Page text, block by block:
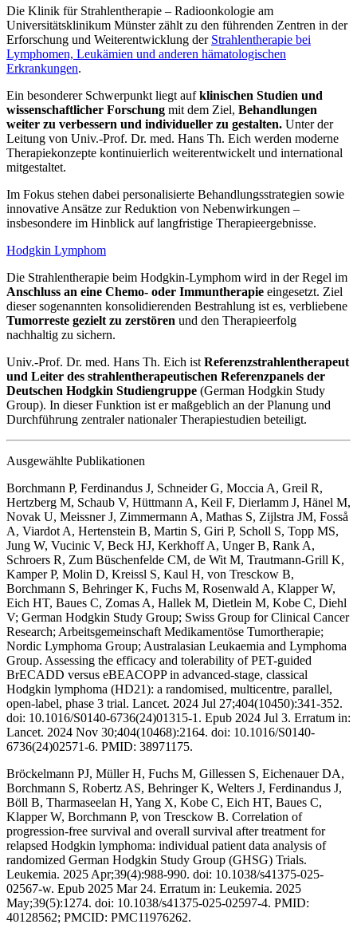
Die Klinik für Strahlentherapie – Radioonkologie am
Universitätsklinikum Münster zählt zu den führenden Zentren in der
Erforschung und Weiterentwicklung der Strahlentherapie bei
Lymphomen, Leukämien und anderen hämatologischen
Erkrankungen.
Ein besonderer Schwerpunkt liegt aufklinischen Studien und
wissenschaftlicher Forschung mit dem Ziel, Behandlungen
weiter zu verbessern und individueller zu gestalten. Unter der
Leitung von Univ.-Prof. Dr. med. Hans Th. Eich werden moderne
Therapiekonzepte kontinuierlich weiterentwickelt und international
mitgestaltet.
Im Fokus stehen dabei personalisierte Behandlungsstrategien sowie
innovative Ansätze zur Reduktion von Nebenwirkungen –
insbesondere im Hinblick auf langfristige Therapieergebnisse.
Hodgkin Lymphom
Die Strahlentherapie beim Hodgkin-Lymphom wird in der Regel im
Anschluss an eine Chemo- oder Immuntherapie eingesetzt. Ziel
dieser sogenannten konsolidierenden Bestrahlung ist es, verbliebene
Tumorreste gezielt zu zerstören und den Therapieerfolg
nachhaltig zu sichern.
Univ.-Prof. Dr. med. Hans Th. Eich ist Referenzstrahlentherapeut
und Leiter des strahlentherapeutischen Referenzpanels der
Deutschen Hodgkin Studiengruppe (German Hodgkin Study
Group). In dieser Funktion ist er maßgeblich an der Planung und
Durchführung zentraler nationaler Therapiestudien beteiligt.
Ausgewählte Publikationen
Borchmann P, Ferdinandus J, Schneider G, Moccia A, Greil R,
Hertzberg M, Schaub V, Hüttmann A, Keil F, Dierlamm J, Hänel M,
Novak U, Meissner J, Zimmermann A, Mathas S, Zijlstra JM, Fosså
A, Viardot A, Hertenstein B, Martin S, Giri P, Scholl S, Topp MS,
Jung W, Vucinic V, Beck HJ, Kerkhoff A, Unger B, Rank A,
Schroers R, Zum Büschenfelde CM, de Wit M, Trautmann-Grill K,
Kamper P, Molin D, Kreissl S, Kaul H, von Tresckow B,
Borchmann S, Behringer K, Fuchs M, Rosenwald A, Klapper W,
Eich HT, Baues C, Zomas A, Hallek M, Dietlein M, Kobe C, Diehl
V; German Hodgkin Study Group; Swiss Group for Clinical Cancer
Research; Arbeitsgemeinschaft Medikamentöse Tumortherapie;
Nordic Lymphoma Group; Australasian Leukaemia and Lymphoma
Group. Assessing the efficacy and tolerability of PET-guided
BrECADD versus eBEACOPP in advanced-stage, classical
Hodgkin lymphoma (HD21): a randomised, multicentre, parallel,
open-label, phase 3 trial. Lancet. 2024 Jul 27;404(10450):341-352.
doi: 10.1016/S0140-6736(24)01315-1. Epub 2024 Jul 3. Erratum in:
Lancet. 2024 Nov 30;404(10468):2164. doi: 10.1016/S0140-
6736(24)02571-6. PMID: 38971175.
Bröckelmann PJ, Müller H, Fuchs M, Gillessen S, Eichenauer DA,
Borchmann S, Robertz AS, Behringer K, Welters J, Ferdinandus J,
Böll B, Tharmaseelan H, Yang X, Kobe C, Eich HT, Baues C,
Klapper W, Borchmann P, von Tresckow B. Correlation of
progression-free survival and overall survival after treatment for
relapsed Hodgkin lymphoma: individual patient data analysis of
randomized German Hodgkin Study Group (GHSG) Trials.
Leukemia. 2025 Apr;39(4):988-990. doi: 10.1038/s41375-025-
02567-w. Epub 2025 Mar 24. Erratum in: Leukemia. 2025
May;39(5):1274. doi: 10.1038/s41375-025-02597-4. PMID:
40128562; PMCID: PMC11976262.